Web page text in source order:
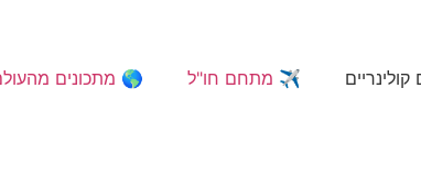
קולינריים ✈️ מתחם חו"ל 🌎 מתכונים